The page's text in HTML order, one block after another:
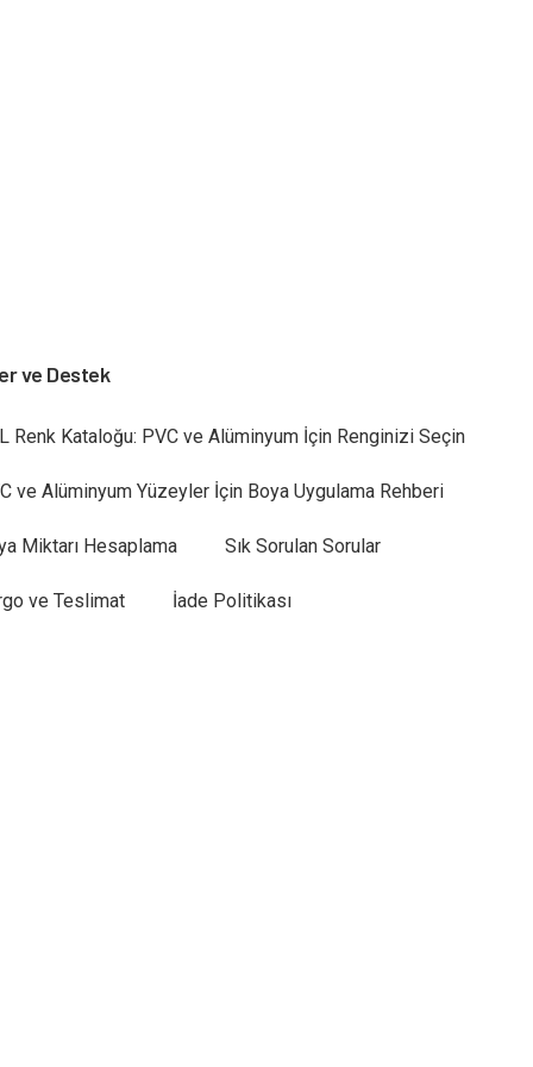
ve Destek
Renk Kataloğu: PVC ve Alüminyum İçin Renginizi Seçin
ve Alüminyum Yüzeyler İçin Boya Uygulama Rehberi
Miktarı Hesaplama Sık Sorulan Sorular
ve Teslimat İade Politikası